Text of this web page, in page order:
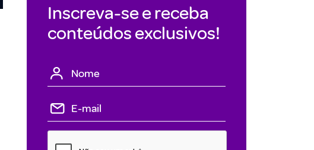
Inscreva-se e receba
conteúdos exclusivos!